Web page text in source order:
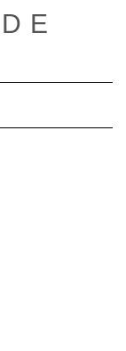
navegación